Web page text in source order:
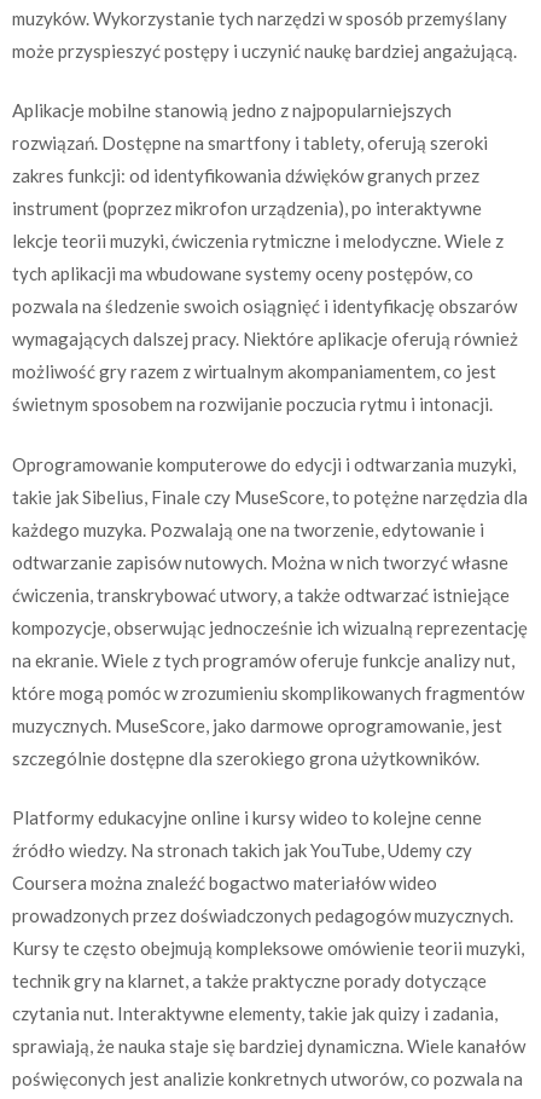
muzyków. Wykorzystanie tych narzędzi w sposób przemyślany
może przyspieszyć postępy i uczynić naukę bardziej angażującą.
Aplikacje mobilne stanowią jedno z najpopularniejszych
rozwiązań. Dostępne na smartfony i tablety, oferują szeroki
zakres funkcji: od identyfikowania dźwięków granych przez
instrument (poprzez mikrofon urządzenia), po interaktywne
lekcje teorii muzyki, ćwiczenia rytmiczne i melodyczne. Wiele z
tych aplikacji ma wbudowane systemy oceny postępów, co
pozwala na śledzenie swoich osiągnięć i identyfikację obszarów
wymagających dalszej pracy. Niektóre aplikacje oferują również
możliwość gry razem z wirtualnym akompaniamentem, co jest
świetnym sposobem na rozwijanie poczucia rytmu i intonacji.
Oprogramowanie komputerowe do edycji i odtwarzania muzyki,
takie jak Sibelius, Finale czy MuseScore, to potężne narzędzia dla
każdego muzyka. Pozwalają one na tworzenie, edytowanie i
odtwarzanie zapisów nutowych. Można w nich tworzyć własne
ćwiczenia, transkrybować utwory, a także odtwarzać istniejące
kompozycje, obserwując jednocześnie ich wizualną reprezentację
na ekranie. Wiele z tych programów oferuje funkcje analizy nut,
które mogą pomóc w zrozumieniu skomplikowanych fragmentów
muzycznych. MuseScore, jako darmowe oprogramowanie, jest
szczególnie dostępne dla szerokiego grona użytkowników.
Platformy edukacyjne online i kursy wideo to kolejne cenne
źródło wiedzy. Na stronach takich jak YouTube, Udemy czy
Coursera można znaleźć bogactwo materiałów wideo
prowadzonych przez doświadczonych pedagogów muzycznych.
Kursy te często obejmują kompleksowe omówienie teorii muzyki,
technik gry na klarnet, a także praktyczne porady dotyczące
czytania nut. Interaktywne elementy, takie jak quizy i zadania,
sprawiają, że nauka staje się bardziej dynamiczna. Wiele kanałów
poświęconych jest analizie konkretnych utworów, co pozwala na